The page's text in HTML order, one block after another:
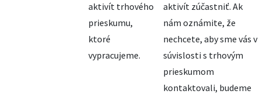
aktivít trhového
prieskumu,
ktoré
vypracujeme.
aktivít zúčastniť. Ak
nám oznámite, že
nechcete, aby sme vás v
súvislosti s trhovým
prieskumom
kontaktovali, budeme